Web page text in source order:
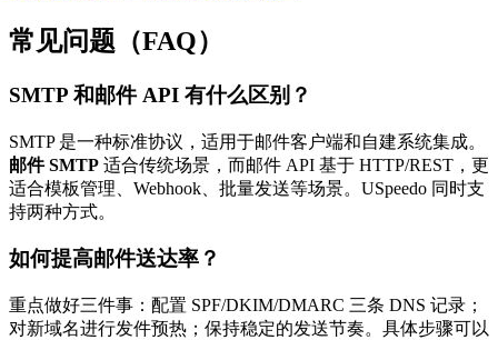
常见问题（FAQ）
SMTP 和邮件 API 有什么区别？
SMTP 是一种标准协议，适用于邮件客户端和自建系统集成。
邮件 SMTP 适合传统场景，而邮件 API 基于 HTTP/REST，更
适合模板管理、Webhook、批量发送等场景。USpeedo 同时支
持两种方式。
如何提高邮件送达率？
重点做好三件事：配置 SPF/DKIM/DMARC 三条 DNS 记录；
对新域名进行发件预热；保持稳定的发送节奏。具体步骤可以